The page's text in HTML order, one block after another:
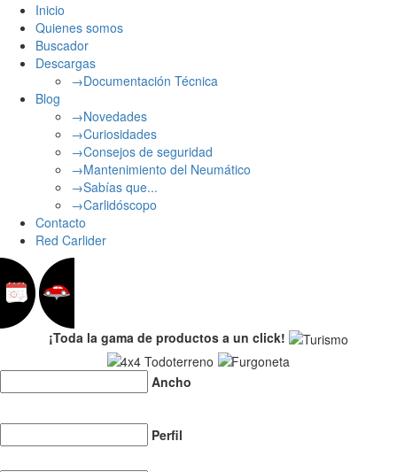
Inicio
Quienes somos
Buscador
Descargas
→Documentación Técnica
Blog
→Novedades
→Curiosidades
→Consejos de seguridad
→Mantenimiento del Neumático
→Sabías que...
→Carlidóscopo
Contacto
Red Carlider
¡Toda la gama de productos a un click!
Ancho
Perfil